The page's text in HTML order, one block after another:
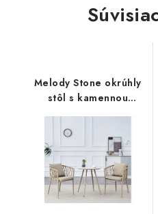
NOČNÉ STOLÍKY
KOMODY A VITRÍNY
Melody Stone okrúhly
stôl s kamennou
doskou biely